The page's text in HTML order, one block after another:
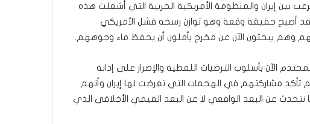
بين إيران والمنظومة الأمريكية الحربية التي أشعلت هذه
المواجهة إثر الهجوم على إيران يوم 28 فبراير 2026 قد أصبح حقيقة وقعة وهو توازن رسخه فشل الأمريكي
وهم يبحثون الآن عن مخرج يأملون أن يحفظ ماء وجوههم.
الآن بأسلوب الترضيات اللفظية والإصرار على إدانة
تأكد مشاركتهم في الهجمات التي تعرضت لها إيران وأنهم
نتحدث عن البعد الواقعي لا عن البعد القيمي الأخلاقي الذي